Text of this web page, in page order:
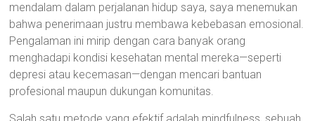
mendalam dalam perjalanan hidup saya, saya menemukan
bahwa penerimaan justru membawa kebebasan emosional.
Pengalaman ini mirip dengan cara banyak orang
menghadapi kondisi kesehatan mental mereka—seperti
depresi atau kecemasan—dengan mencari bantuan
profesional maupun dukungan komunitas.